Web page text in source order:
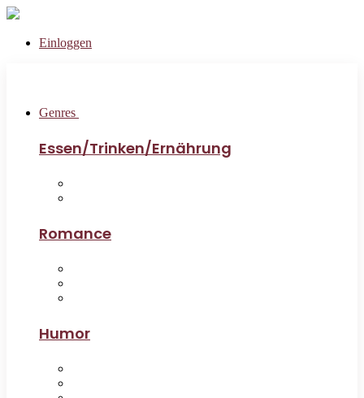
Einloggen
Genres
Essen/Trinken/Ernährung
Romance
Humor